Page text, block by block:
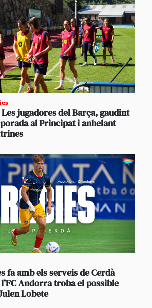
jugadores del Barça, gaudint
al Principat i anhelant
fa amb els serveis de Cerdà
Andorra troba el possible
Lobete